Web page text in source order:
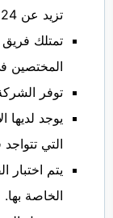
تزيد عن 24 ساعة.
تمتلك
المختصين
توفر
يوجد لديها
التي
يتم اختبار
الخاصة بها.